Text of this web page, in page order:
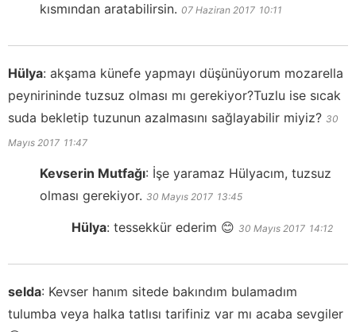
kısmından aratabilirsin. 07 Haziran 2017 10:11
Hülya: akşama künefe yapmayı düşünüyorum mozarella
peynirininde tuzsuz olması mı gerekiyor?Tuzlu ise sıcak
suda bekletip tuzunun azalmasını sağlayabilir miyiz? 30
Mayıs 2017 11:47
Kevserin Mutfağı: İşe yaramaz Hülyacım, tuzsuz
olması gerekiyor. 30 Mayıs 2017 13:45
Hülya: tessekkür ederim 😊 30 Mayıs 2017 14:12
selda: Kevser hanım sitede bakındım bulamadım
tulumba veya halka tatlısı tarifiniz var mı acaba sevgiler